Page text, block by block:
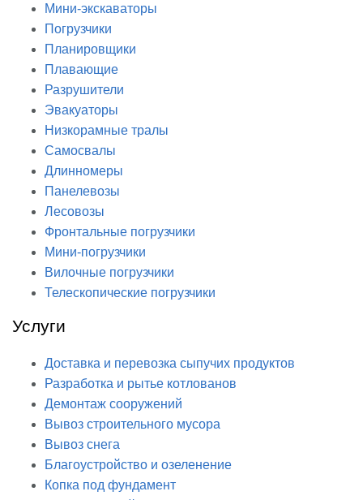
Мини-экскаваторы
Погрузчики
Планировщики
Плавающие
Разрушители
Эвакуаторы
Низкорамные тралы
Самосвалы
Длинномеры
Панелевозы
Лесовозы
Фронтальные погрузчики
Мини-погрузчики
Вилочные погрузчики
Телескопические погрузчики
Услуги
Доставка и перевозка сыпучих продуктов
Разработка и рытье котлованов
Демонтаж сооружений
Вывоз строительного мусора
Вывоз снега
Благоустройство и озеленение
Копка под фундамент